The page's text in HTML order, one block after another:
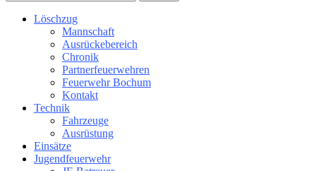
Löschzug
Mannschaft
Ausrückebereich
Chronik
Partnerfeuerwehren
Feuerwehr Bochum
Kontakt
Technik
Fahrzeuge
Ausrüstung
Einsätze
Jugendfeuerwehr